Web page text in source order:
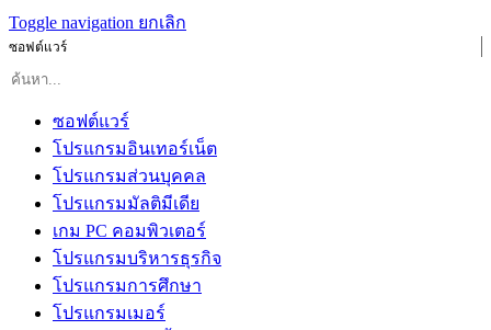
Toggle navigation ยกเลิก
ซอฟต์แวร์
ซอฟต์แวร์
โปรแกรมอินเทอร์เน็ต
โปรแกรมส่วนบุคคล
โปรแกรมมัลติมีเดีย
เกม PC คอมพิวเตอร์
โปรแกรมบริหารธุรกิจ
โปรแกรมการศึกษา
โปรแกรมเมอร์